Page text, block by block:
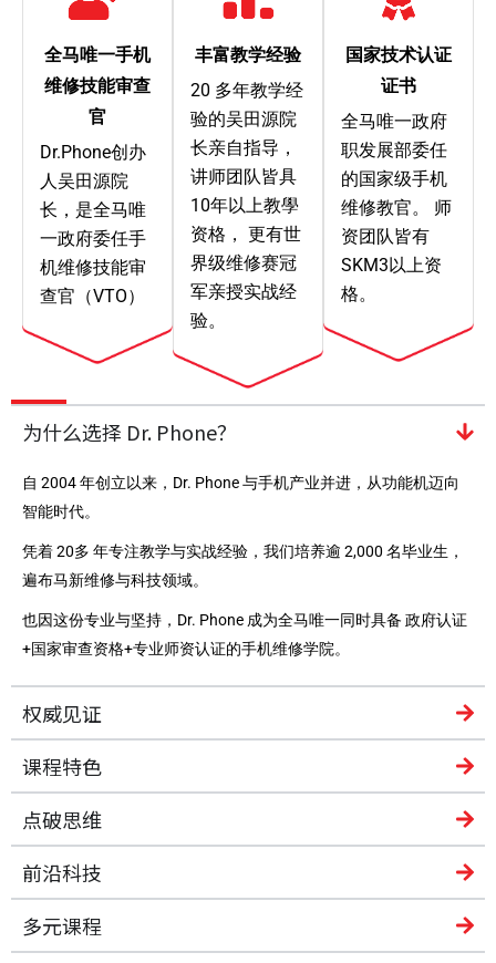
全马唯一手机
维修技能审查
官
Dr.Phone创办
人吴田源院
长，是全马唯
一政府委任手
机维修技能审
查官（VTO）
丰富教学经验
20 多年教学经
验的吴田源院
长亲自指导，
讲师团队皆具
10年以上教學
资格， 更有世
界级维修赛冠
军亲授实战经
验。
国家技术认证
证书
全马唯一政府
职发展部委任
的国家级手机
维修教官。 师
资团队皆有
SKM3以上资
格。
为什么选择 Dr. Phone？
自 2004 年创立以来，Dr. Phone 与手机产业并进，从功能机迈向
智能时代。
凭着 20多 年专注教学与实战经验，我们培养逾 2,000 名毕业生，
遍布马新维修与科技领域。
也因这份专业与坚持，Dr. Phone 成为全马唯一同时具备 政府认证
+国家审查资格+专业师资认证的手机维修学院。
权威见证
课程特色
点破思维
前沿科技
多元课程